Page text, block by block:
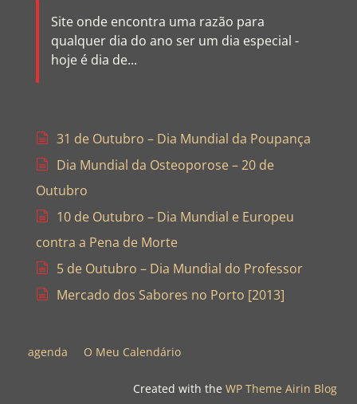
Site onde encontra uma razão para
qualquer dia do ano ser um dia especial -
hoje é dia de...
31 de Outubro – Dia Mundial da Poupança
Dia Mundial da Osteoporose – 20 de
Outubro
10 de Outubro – Dia Mundial e Europeu
contra a Pena de Morte
5 de Outubro – Dia Mundial do Professor
Mercado dos Sabores no Porto [2013]
agenda O Meu Calendário
Created with the WP Theme Airin Blog